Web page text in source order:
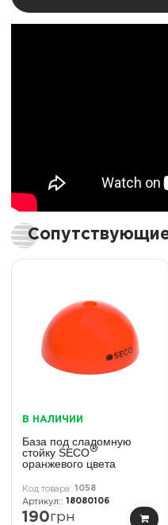
В НАЛИЧИИ
База под слаломную
стойку SECO®
оранжевого цвета
1058
18080106
190грн